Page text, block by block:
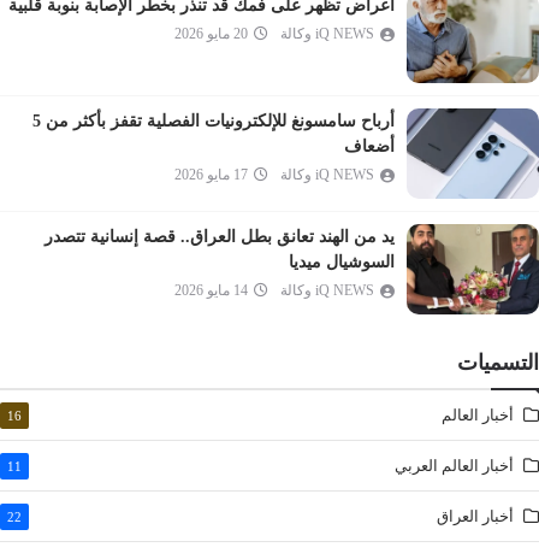
المرسلات
النبأ
عبس
التكوير
الانفطار
المطففين
الانشقاق
البروج
الغاشية
الفجر
البلد
الشمس
أعراض تظهر على فمك قد تنذر بخطر الإصابة بنوبة قلبية
iQ NEWS وكالة 20 مايو 2026
أرباح سامسونغ للإلكترونيات الفصلية تقفز بأكثر من 5
أضعاف
iQ NEWS وكالة 17 مايو 2026
يد من الهند تعانق بطل العراق.. قصة إنسانية تتصدر
السوشيال ميديا
iQ NEWS وكالة 14 مايو 2026
التسميات
أخبار العالم 16
أخبار العالم العربي 11
أخبار العراق 22